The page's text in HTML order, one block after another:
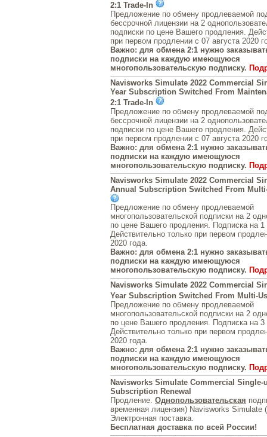
2:1 Trade-In
Предложение по обмену продлеваемой
бессрочной лицензии на 2
подписки по цене Вашего продления.
при первом продлении с 07 августа 2020
Важно: для обмена 2:1 нужно
подписки на каждую имеющуюся
многопользовательскую подписку.
Navisworks Simulate 2022 Commercial
Year Subscription Switched From
2:1 Trade-In
Предложение по обмену продлеваемой
бессрочной лицензии на 2
подписки по цене Вашего продления.
при первом продлении с 07 августа 2020
Важно: для обмена 2:1 нужно
подписки на каждую имеющуюся
многопользовательскую подписку.
Navisworks Simulate 2022 Commercial
Annual Subscription Switched From
Предложение по обмену продлеваемой
многопользовательской подписки на 2
по цене Вашего продления. Подписка на 1
Действительно только при первом
2020 года.
Важно: для обмена 2:1 нужно
подписки на каждую имеющуюся
многопользовательскую подписку.
Navisworks Simulate 2022 Commercial
Year Subscription Switched From Multi-
Предложение по обмену продлеваемой
многопользовательской подписки на 2
по цене Вашего продления. Подписка на 3
Действительно только при первом
2020 года.
Важно: для обмена 2:1 нужно
подписки на каждую имеющуюся
многопользовательскую подписку.
Navisworks Simulate Commercial Single-
Subscription Renewal
Продление. Однопользовательская
временная лицензия) Navisworks Simulate
Электронная поставка.
Бесплатная доставка по всей России!